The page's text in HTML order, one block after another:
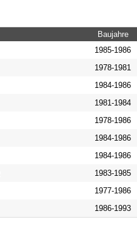
Baujahre
1985-1986
1978-1981
1984-1986
1981-1984
1978-1986
1984-1986
1984-1986
1983-1985
1977-1986
1986-1993